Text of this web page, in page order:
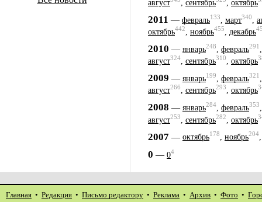
август
, сентябрь , октябрь
2011 — февраль133 март340
октябрь442, ноябрь455, декабрь
2010 — январь248 февраль291
август324, сентябрь310, октябрь
2009 — январь199 февраль321
август266, сентябрь293, октябрь
2008 — январь284 февраль353
август253 сентябрь282 октябрь
2007 — октябрь178, ноябрь204
0 — 04
Главная • Редакция • Письмо редактору • Реклама • Архив • Фото •